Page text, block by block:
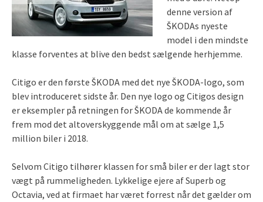
denne version af
ŠKODAs nyeste
model i den mindste
klasse forventes at blive den bedst sælgende herhjemme.
Citigo er den første ŠKODA med det nye ŠKODA-logo, som
blev introduceret sidste år. Den nye logo og Citigos design
er eksempler på retningen for ŠKODA de kommende år
frem mod det altoverskyggende mål om at sælge 1,5
million biler i 2018.
Selvom Citigo tilhører klassen for små biler er der lagt stor
vægt på rummeligheden. Lykkelige ejere af Superb og
Octavia, ved at firmaet har været forrest når det gælder om